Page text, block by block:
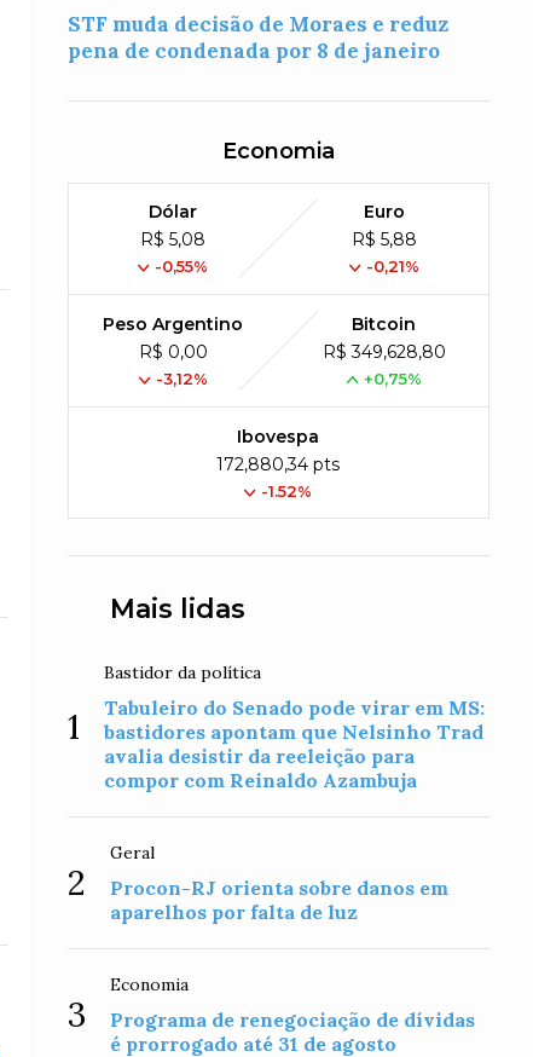
STF muda decisão de Moraes e reduz
pena de condenada por 8 de janeiro
Economia
Dólar
R$ 5,08
-0,55%
Euro
R$ 5,88
-0,21%
Peso Argentino
R$ 0,00
-3,12%
Bitcoin
R$ 349,628,80
+0,75%
Ibovespa
172,880,34 pts
-1.52%
Mais lidas
1
Bastidor da política
Tabuleiro do Senado pode virar em MS:
bastidores apontam que Nelsinho Trad
avalia desistir da reeleição para
compor com Reinaldo Azambuja
2
Geral
Procon-RJ orienta sobre danos em
aparelhos por falta de luz
3
Economia
Programa de renegociação de dívidas
é prorrogado até 31 de agosto